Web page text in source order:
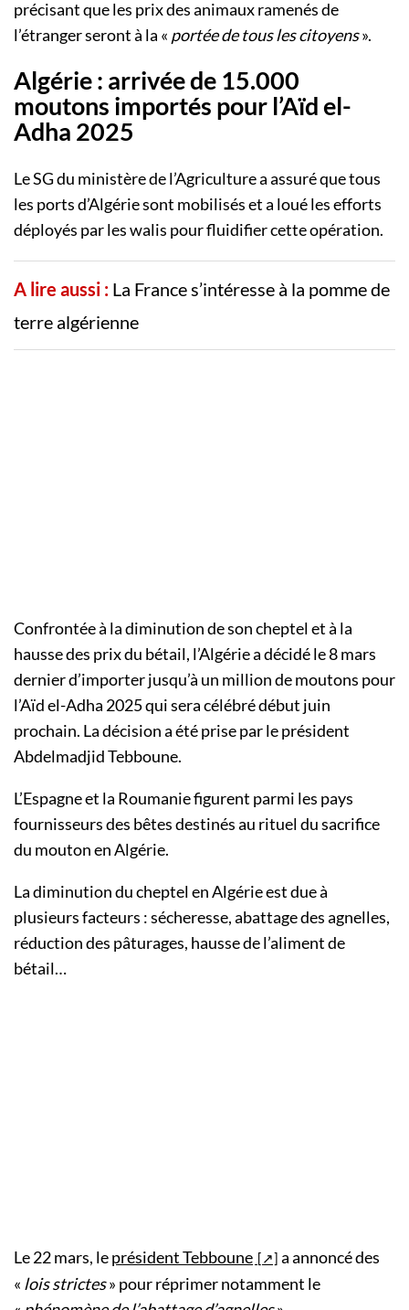
précisant que les prix des animaux ramenés de
l’étranger seront à la « portée de tous les citoyens».
Algérie : arrivée de 15.000
moutons importés pour l’Aïd el-
Adha 2025
Le SG du ministère de l’Agriculture a assuré que tous
les ports d’Algérie sont mobilisés et a loué les efforts
déployés par les walis pour fluidifier cette opération.
A lire aussi : La France s’intéresse à la pomme de
terre algérienne
Confrontée à la diminution de son cheptel et à la
hausse des prix du bétail, l’Algérie a décidé le 8 mars
dernier d’importer jusqu’à un million de moutons pour
l’Aïd el-Adha 2025 qui sera célébré début juin
prochain. La décision a été prise par le président
Abdelmadjid Tebboune.
L’Espagne et la Roumanie figurent parmi les pays
fournisseurs des bêtes destinés au rituel du sacrifice
du mouton en Algérie.
La diminution du cheptel en Algérie est due à
plusieurs facteurs : sécheresse, abattage des agnelles,
réduction des pâturages, hausse de l’aliment de
bétail…
Le 22 mars, leprésident Tebboune
a annoncé des
« lois strictes» pour réprimer notamment le